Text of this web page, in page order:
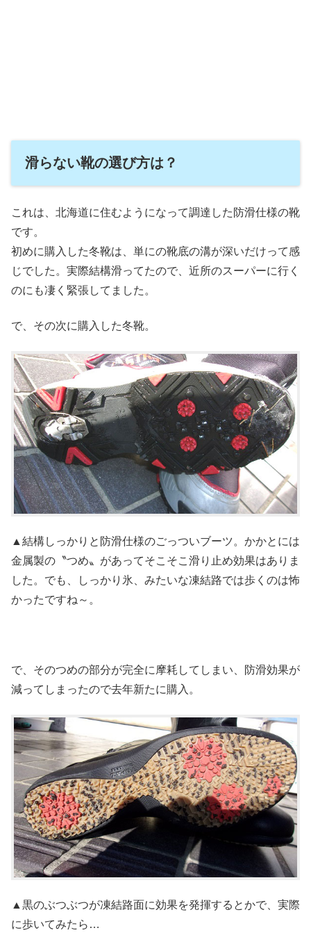
滑らない靴の選び方は？
これは、北海道に住むようになって調達した防滑仕様の靴
です。
初めに購入した冬靴は、単にの靴底の溝が深いだけって感
じでした。実際結構滑ってたので、近所のスーパーに行く
のにも凄く緊張してました。
で、その次に購入した冬靴。
▲結構しっかりと防滑仕様のごっついブーツ。かかとには
金属製の〝つめ〟があってそこそこ滑り止め効果はありま
した。でも、しっかり氷、みたいな凍結路では歩くのは怖
かったですね～。
で、そのつめの部分が完全に摩耗してしまい、防滑効果が
減ってしまったので去年新たに購入。
▲黒のぶつぶつが凍結路面に効果を発揮するとかで、実際
に歩いてみたら…